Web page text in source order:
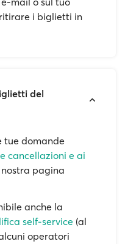
i biglietti in
del
tue domande
cancellazioni e ai
pagina
anche la
self-service (al
operatori